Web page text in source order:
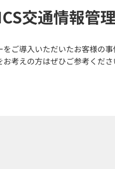
交通情報管
ご導入いただいたお客様の事
考えの方はぜひご参考くださ